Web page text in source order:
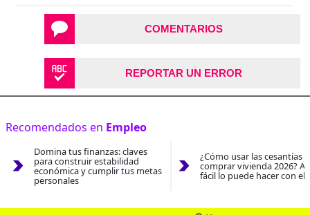
COMENTARIOS
REPORTAR UN ERROR
Recomendados en Empleo
Domina tus finanzas: claves
para construir estabilidad
económica y cumplir tus metas
personales
¿Cómo usar las cesantías
comprar vivienda 2026?
fácil lo puede hacer con el